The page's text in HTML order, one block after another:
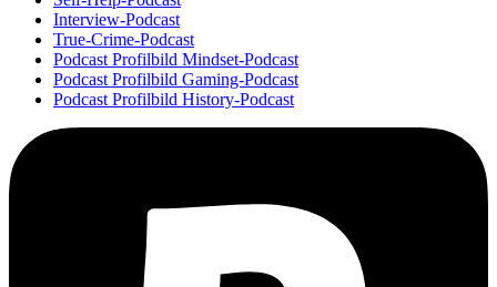
Interview-Podcast
True-Crime-Podcast
Podcast Profilbild Mindset-Podcast
Podcast Profilbild Gaming-Podcast
Podcast Profilbild History-Podcast